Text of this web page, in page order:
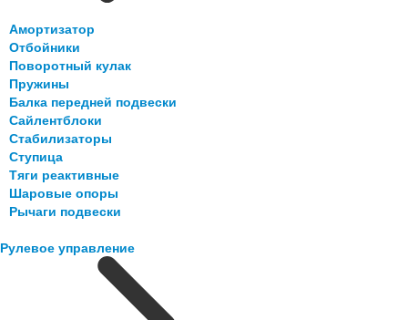
Амортизатор
Отбойники
Поворотный кулак
Пружины
Балка передней подвески
Сайлентблоки
Стабилизаторы
Ступица
Тяги реактивные
Шаровые опоры
Рычаги подвески
Рулевое управление